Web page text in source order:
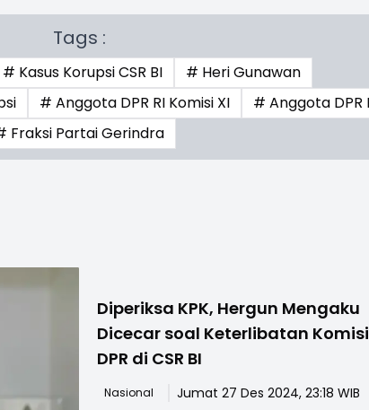
Tags :
# Kasus Korupsi CSR BI
# Heri Gunawan
# Anggota DPR RI Komisi XI
# Anggota DPR
Fraksi Partai Gerindra
Diperiksa KPK, Hergun Mengaku
Dicecar soal Keterlibatan Komisi
DPR di CSR BI
Nasional Jumat 27 Des 2024, 23:18 WIB